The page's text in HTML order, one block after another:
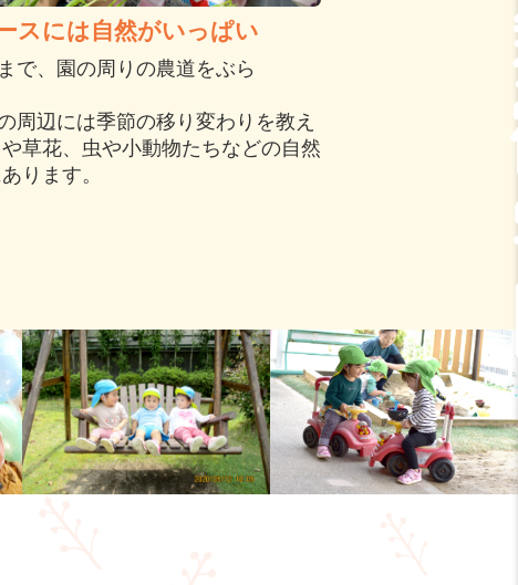
スには自然がいっぱい
で、園の周りの農道をぶら
周辺には季節の移り変わりを教え
草花、虫や小動物たちなどの自然
ります。